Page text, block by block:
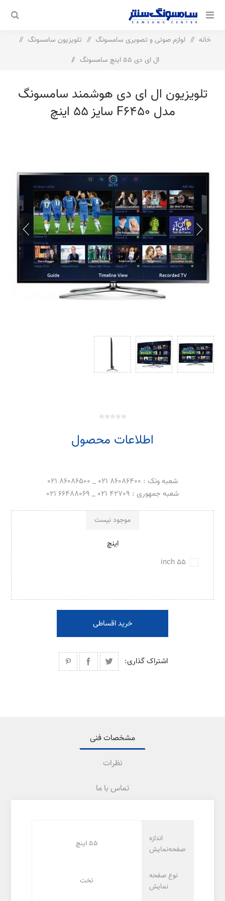
خانه / لوازم صوتی و تصویری سامسونگ / تلویزیون سامسونگ
/
ال ای دی 55 اینچ سامسونگ
/
تلویزیون ال ای دی هوشمند سامسونگ
مدل F6450 سایز 55 اینچ
اطلاعات محصول
شعبه ونک : 86086400 021 _ 86086500 021
شعبه جمهوری : 42709 021 _ 66488069 021
اینچ
55 inch
موجود نیست
خرید اقساطی
اشتراک گذاری:
مشخصات فنی
نظرات
تماس با ما
اندازه
صفحه‌نمایش
55 اینچ
نوع صفحه
نمایش
تخت